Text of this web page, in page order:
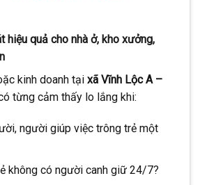
kinh nghiệm, Camera
đơn vị hàng đầu trong [...]
CONTINUE READING
hiệu quả cho nhà ở, kho xưởng,
kinh doanh tại xã Vĩnh Lộc A –
từng cảm thấy lo lắng khi:
người giúp việc trông trẻ một
không có người canh giữ 24/7?